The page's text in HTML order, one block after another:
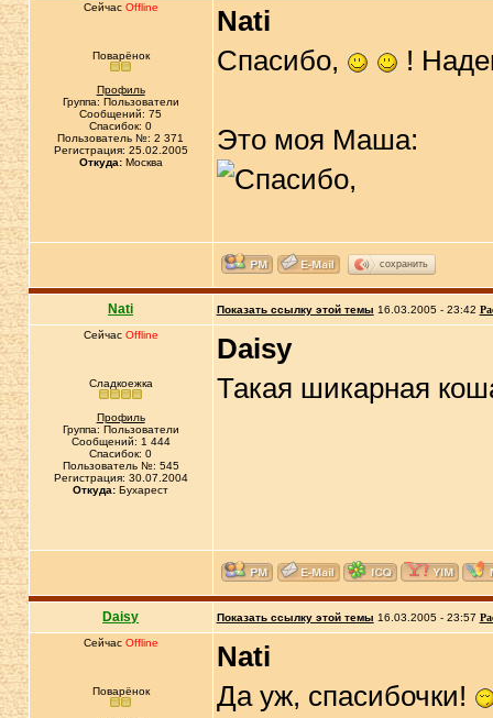
Сейчас Offline
Поварёнок
Профиль
Группа: Пользователи
Сообщений: 75
Спасибок: 0
Пользователь №: 2 371
Регистрация: 25.02.2005
Откуда:Москва
Nati
Спасибо,
!
Это моя Маша:
сохранить
Nati Показать ссылку этой темы 16.03.2005 - 23:42
Сейчас Offline
Сладкоежка
Профиль
Группа: Пользователи
Сообщений: 1 444
Спасибок: 0
Пользователь №: 545
Регистрация: 30.07.2004
Откуда: Бухарест
Daisy
Такая шикарная
Daisy Показать ссылку этой темы 16.03.2005 - 23:57
Сейчас Offline
Поварёнок
Nati
Да уж, спасибочки!